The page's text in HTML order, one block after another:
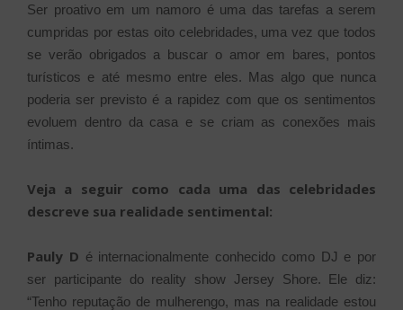
Ser proativo em um namoro é uma das tarefas a serem
cumpridas por estas oito celebridades, uma vez que todos
se verão obrigados a buscar o amor em bares, pontos
turísticos e até mesmo entre eles. Mas algo que nunca
poderia ser previsto é a rapidez com que os sentimentos
evoluem dentro da casa e se criam as conexões mais
íntimas.
Veja a seguir como cada uma das celebridades
descreve sua realidade sentimental:
Pauly D é internacionalmente conhecido como DJ e por
ser participante do reality show Jersey Shore. Ele diz:
“Tenho reputação de mulherengo, mas na realidade estou